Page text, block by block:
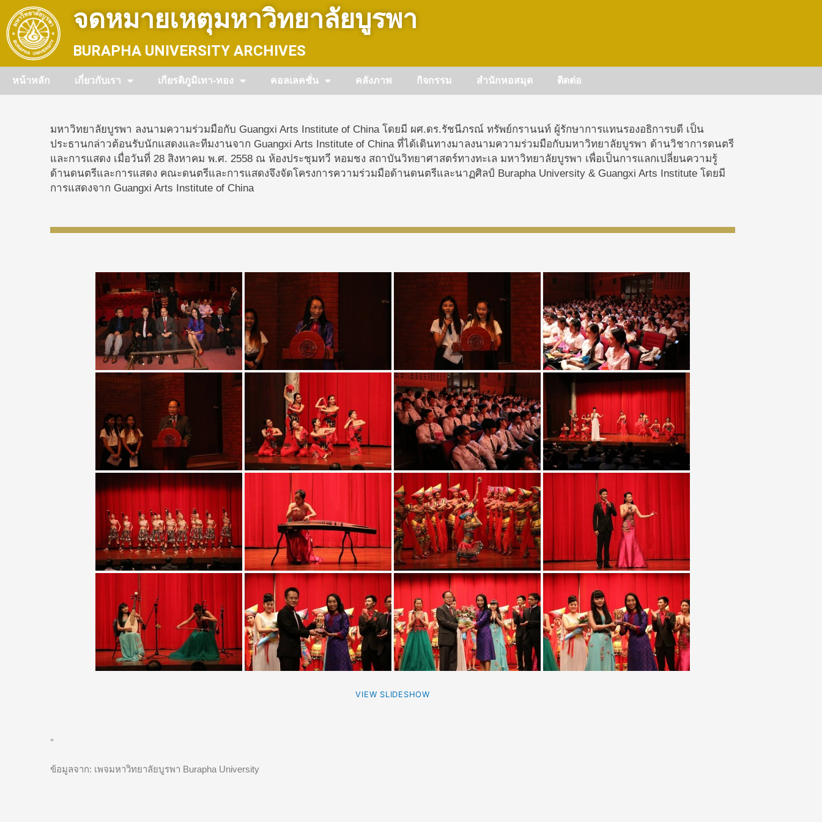
content
จดหมายเหตุมหาวิทยาลัยบูรพา
BURAPHA UNIVERSITY ARCHIVES
หน้าหลัก เกี่ยวกับเรา เกียรติภูมิเทา-ทอง คอลเลคชั่น คลังภาพ กิจกรรม สำนักหอสมุด ติดต่อ
มหาวิทยาลัยบูรพา ลงนามความร่วมมือกับ Guangxi Arts Institute of China โดยมี ผศ.ดร.รัชนีภรณ์ ทรัพย์กรานนท์ ผู้รักษาการแทนรองอธิการบดี เป็น
ประธานกล่าวต้อนรับนักแสดงและทีมงานจาก Guangxi Arts Institute of China ที่ได้เดินทางมาลงนามความร่วมมือกับมหาวิทยาลัยบูรพา ด้านวิชาการดนตรี
และการแสดง เมื่อวันที่ 28 สิงหาคม พ.ศ. 2558 ณ ห้องประชุมทวี หอมชง สถาบันวิทยาศาสตร์ทางทะเล มหาวิทยาลัยบูรพา เพื่อเป็นการแลกเปลี่ยนความรู้
ด้านดนตรีและการแสดง คณะดนตรีและการแสดงจึงจัดโครงการความร่วมมือด้านดนตรีและนาฏศิลป์ Burapha University & Guangxi Arts Institute โดยมี
การแสดงจาก Guangxi Arts Institute of China
VIEW SLIDESHOW
"
ข้อมูลจาก: เพจมหาวิทยาลัยบูรพา Burapha University